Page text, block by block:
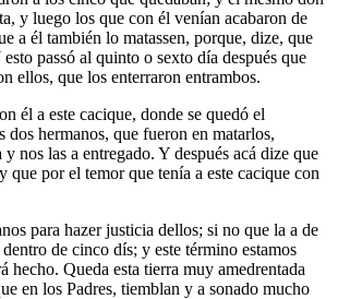
y luego los que con él venían acabaron de
a él también lo matassen, porque, dize, que
passó al quinto o sexto día después que
ellos, que los enterraron entrambos.
él a este cacique, donde se quedó el
hermanos, que fueron en matarlos,
nos las a entregado. Y después acá dize que
por el temor que tenía a este cacique con
para hazer justicia dellos; si no que la a de
de cinco dís; y este término estamos
hecho. Queda esta tierra muy amedrentada
en los Padres, tiemblan y a sonado mucho